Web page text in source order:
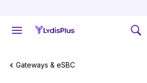
Gateways & eSBC